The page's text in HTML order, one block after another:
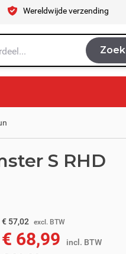
Wereldwijde verzending
Zoek
S RHD
€ 57,02 excl. BTW
€ 73,55excl. BTW
€ 68,99 incl. BTW